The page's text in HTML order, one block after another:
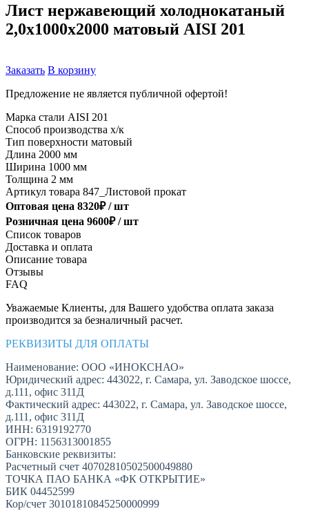
Лист нержавеющий холоднокатаный
2,0х1000х2000 матовый AISI 201
Заказать В корзину
Предложение не является публичной офертой!
Марка стали AISI 201
Способ производства х/к
Тип поверхности матовый
Длина 2000 мм
Ширина 1000 мм
Толщина 2 мм
Артикул товара 847_Листовой прокат
Оптовая цена 8320₽ /шт
Розничная цена 9600₽ /шт
Список товаров
Доставка и оплата
Описание товара
Отзывы
FAQ
Уважаемые Клиенты, для Вашего удобства оплата заказа
производится за безналичный расчет.
РЕКВИЗИТЫ ДЛЯ ОПЛАТЫ
Наименование: ООО «ИНОКСНАО»
Юридический адрес: 443022, г. Самара, ул. Заводское шоссе,
д.111, офис 311Д
Фактический адрес: 443022, г. Самара, ул. Заводское шоссе,
д.111, офис 311Д
ИНН: 6319192770
ОГРН: 1156313001855
Банковские реквизиты:
Расчетный счет 40702810502500049880
ТОЧКА ПАО БАНКА «ФК ОТКРЫТИЕ»
БИК 04452599
Кор/счет 30101810845250000999